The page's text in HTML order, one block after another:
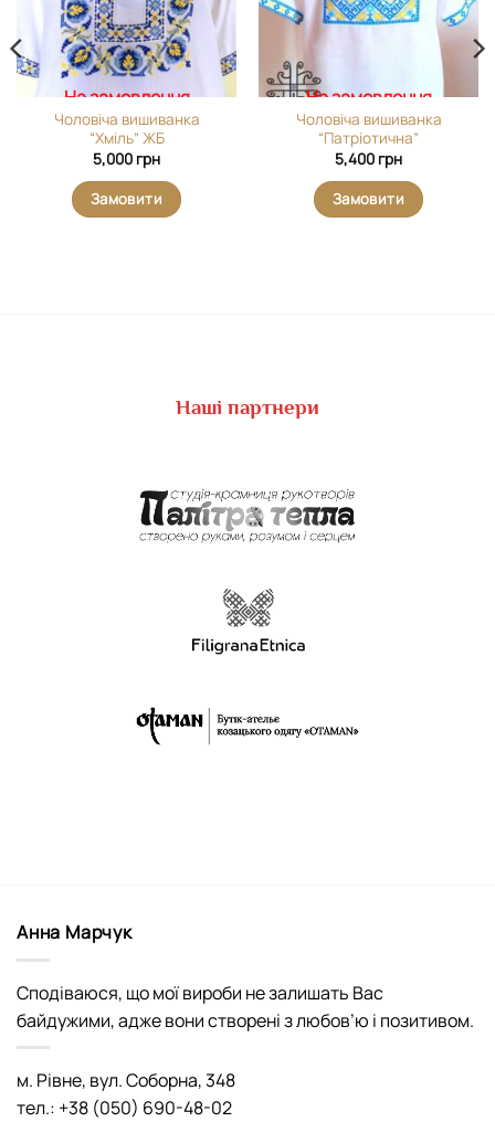
На замовлення
Чоловіча вишиванка
“Хміль” ЖБ
5,000 грн
Замовити
На замовлення
Чоловіча вишиванка
“Патріотична”
5,400 грн
Замовити
Наші партнери
Анна Марчук
Сподіваюся, що мої вироби не залишать Вас
байдужими, адже вони створені з любов’ю і позитивом.
м. Рівне, вул. Соборна, 348
тел.: +38 (050) 690-48-02